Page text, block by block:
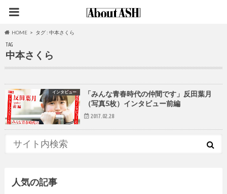
HOME タグ : 中本さくら
TAG
中本さくら
インタビュー
「みんな青春時代の仲間です」反田葉月
（写真5枚）インタビュー前編
2017.02.28
人気の記事